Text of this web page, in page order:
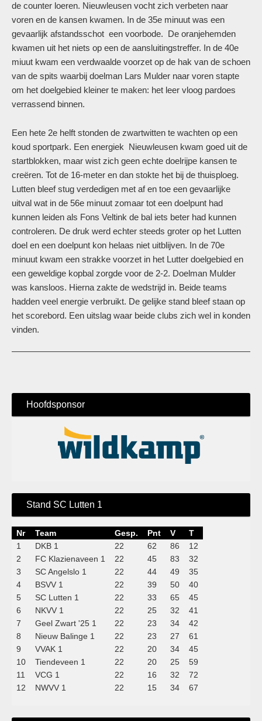
de counter loeren. Nieuwleusen vocht zich verbeten naar
voren en de kansen kwamen. In de 35e minuut was een
gevaarlijk afstandsschot een voorbode. De oranjehemden
kwamen uit het niets op een de aansluitingstreffer. In de 40e
miuut kwam een verdwaalde voorzet op de hak van de schoen
van de spits waarbij doelman Lars Mulder naar voren stapte
om het doelgebied kleiner te maken: het leer vloog pardoes
verrassend binnen.
Een hete 2e helft stonden de zwartwitten te wachten op een
koud sportpark. Een energiek Nieuwleusen kwam goed uit de
startblokken, maar wist zich geen echte doelrijpe kansen te
creëren. Tot de 16-meter en dan stokte het bij de thuisploeg.
Lutten bleef stug verdedigen met af en toe een gevaarlijke
uitval wat in de 56e minuut zomaar tot een doelpunt had
kunnen leiden als Fons Veltink de bal iets beter had kunnen
controleren. De druk werd echter steeds groter op het Lutten
doel en een doelpunt kon helaas niet uitblijven. In de 70e
minuut kwam een strakke voorzet in het Lutter doelgebied en
een geweldige kopbal zorgde voor de 2-2. Doelman Mulder
was kansloos. Hierna zakte de wedstrijd in. Beide teams
hadden veel energie verbruikt. De gelijke stand bleef staan op
het scorebord. Een uitslag waar beide clubs zich wel in konden
vinden.
Hoofdsponsor
Stand SC Lutten 1
Nr Team Gesp. Pnt V
T
1
DKB 1 22 62 86
12
2
FC Klazienaveen 1 22 45 83
32
3
SC Angelslo 1 22 44 49
35
4
BSVV 1 22 39 50
40
5
SC Lutten 1 22 33 65
45
6
NKVV 1 22 25 32
41
7
Geel Zwart '25 1 22 23 34
42
8
Nieuw Balinge 1 22 23 27
61
9
VVAK 1 22 20 34
45
10
Tiendeveen 1 22 20 25
59
11
VCG 1 22 16 32
72
12
NWVV 1 22 15 34 67